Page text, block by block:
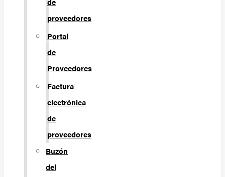
proveedores
Portal
de
Proveedores
Factura
electrónica
de
proveedores
Buzón
del